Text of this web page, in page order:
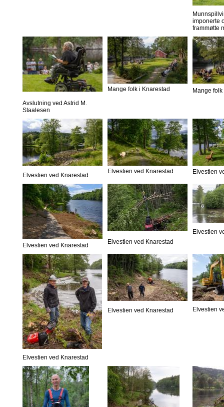
imponerte
frammøtte
Avslutning ved Astrid M.
Staalesen
Mange folk i Knarestad Mange
Elvestien ved Knarestad
Elvestien ved Knarestad Elvestien
Elvestien ved Knarestad Elvestien ved Knarestad
Elvestien
Elvestien ved Knarestad
Elvestien ved Knarestad Elvestien